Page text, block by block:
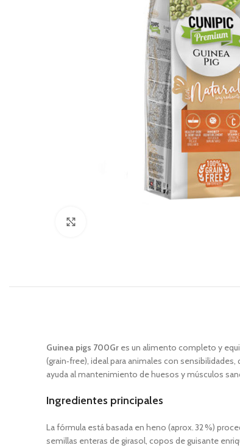
Guinea pigs 700Gr es un alimento completo y
(grain‑free), ideal para animales con
ayuda al mantenimiento de huesos y músculos
Ingredientes principales
La fórmula está basada en heno (aprox. 32 %)
semillas enteras de girasol, copos de guisante